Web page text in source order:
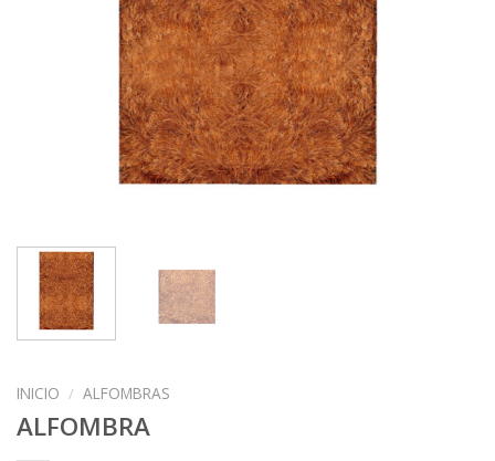
INICIO / ALFOMBRAS
ALFOMBRA